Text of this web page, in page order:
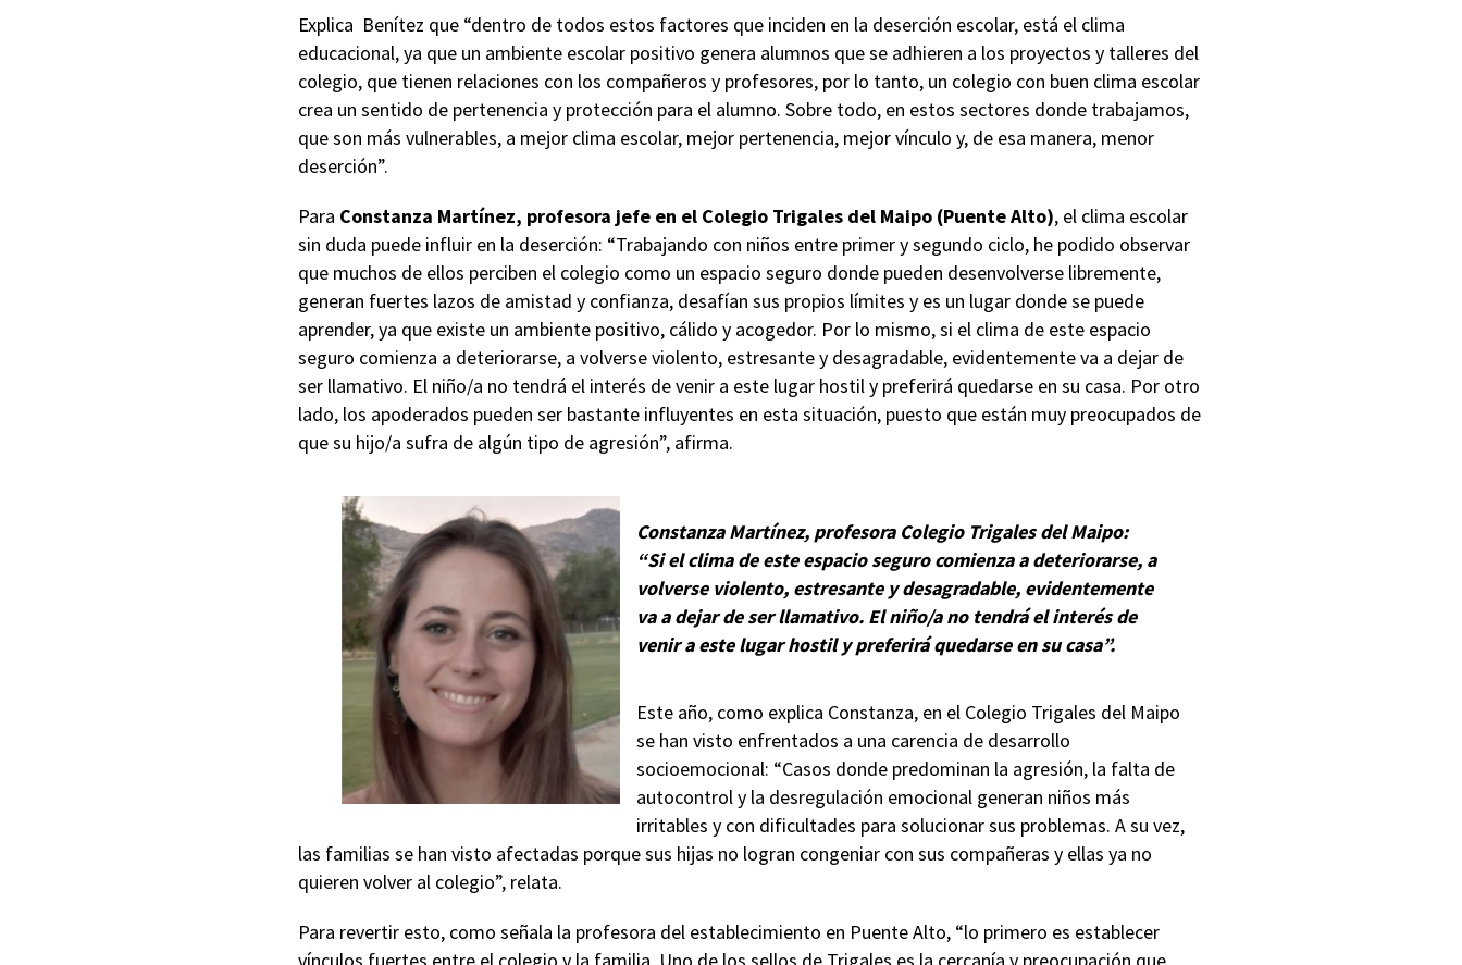
Explica Benítez que “dentro de todos estos factores que inciden en la deserción escolar, está el clima
educacional, ya que un ambiente escolar positivo genera alumnos que se adhieren a los proyectos y talleres del
colegio, que tienen relaciones con los compañeros y profesores, por lo tanto, un colegio con buen clima escolar
crea un sentido de pertenencia y protección para el alumno. Sobre todo, en estos sectores donde trabajamos,
que son más vulnerables, a mejor clima escolar, mejor pertenencia, mejor vínculo y, de esa manera, menor
deserción”.
Para Constanza Martínez, profesora jefe en el Colegio Trigales del Maipo (Puente Alto), el clima escolar
sin duda puede influir en la deserción: “Trabajando con niños entre primer y segundo ciclo, he podido observar
que muchos de ellos perciben el colegio como un espacio seguro donde pueden desenvolverse libremente,
generan fuertes lazos de amistad y confianza, desafían sus propios límites y es un lugar donde se puede
aprender, ya que existe un ambiente positivo, cálido y acogedor. Por lo mismo, si el clima de este espacio
seguro comienza a deteriorarse, a volverse violento, estresante y desagradable, evidentemente va a dejar de
ser llamativo. El niño/a no tendrá el interés de venir a este lugar hostil y preferirá quedarse en su casa. Por otro
lado, los apoderados pueden ser bastante influyentes en esta situación, puesto que están muy preocupados de
que su hijo/a sufra de algún tipo de agresión”, afirma.
Constanza Martínez, profesora Colegio Trigales del Maipo:
“Si el clima de este espacio seguro comienza a deteriorarse, a
volverse violento, estresante y desagradable, evidentemente
va a dejar de ser llamativo. El niño/a no tendrá el interés de
venir a este lugar hostil y preferirá quedarse en su casa”.
Este año, como explica Constanza, en el Colegio Trigales del Maipo
se han visto enfrentados a una carencia de desarrollo
socioemocional: “Casos donde predominan la agresión, la falta de
autocontrol y la desregulación emocional generan niños más
irritables y con dificultades para solucionar sus problemas. A su vez,
las familias se han visto afectadas porque sus hijas no logran congeniar con sus compañeras y ellas ya no
quieren volver al colegio”, relata.
Para revertir esto, como señala la profesora del establecimiento en Puente Alto, “lo primero es establecer